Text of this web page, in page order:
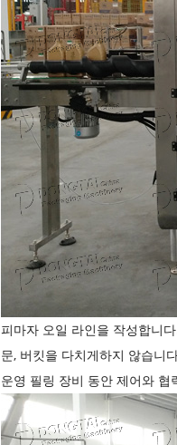
피마자 오일 라인을 작성합니
문, 버킷을 다치게하지 않습니
운영 필링 장비 동안 제어와